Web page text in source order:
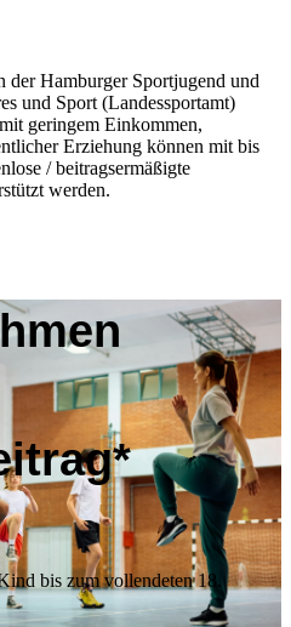
Hamburger Sportjugend und
und Sport (Landessportamt)
geringem Einkommen,
Erziehung können mit bis
/ beitragsermäßigte
werden.
bis zum vollendeten 18.